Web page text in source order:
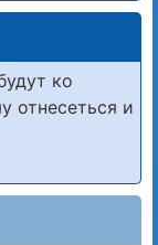
ко
отнесеться и